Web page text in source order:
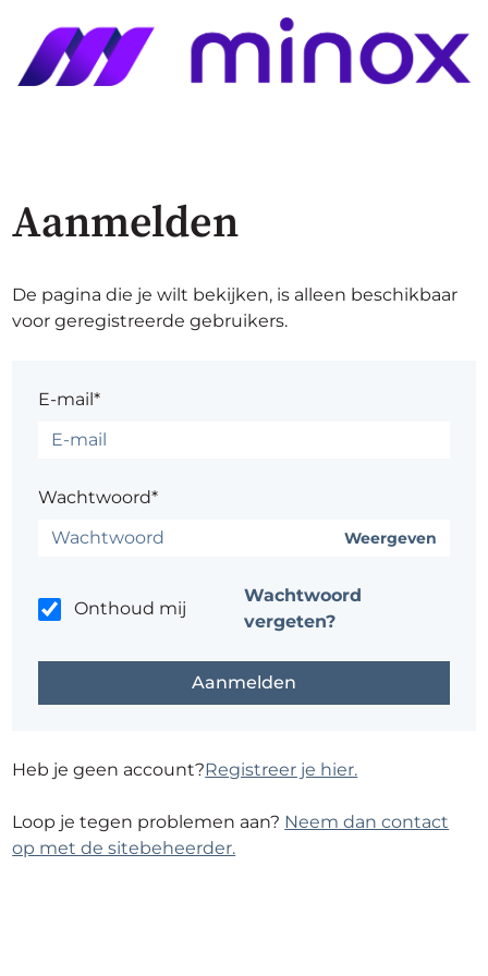
Aanmelden
De pagina die je wilt bekijken, is alleen beschikbaar
voor geregistreerde gebruikers.
E-mail*
Wachtwoord*
Weergeven
Onthoud mij
Wachtwoord
vergeten?
Heb je geen account?Registreer je hier.
Loop je tegen problemen aan? Neem dan contact
op met de sitebeheerder.